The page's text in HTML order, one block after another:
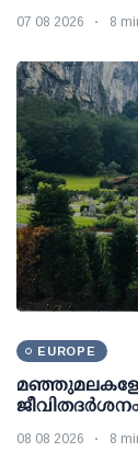
07 08 2026 8
EUROPE
08 08 2026 8